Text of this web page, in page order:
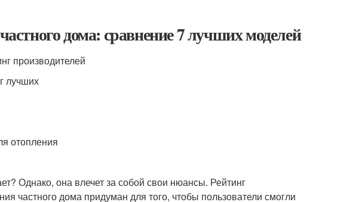
дома: сравнение 7 лучших моделей
производителей
лучших
отопления
Однако, она влечет за собой свои нюансы. Рейтинг
частного дома придуман для того, чтобы пользователи смогли